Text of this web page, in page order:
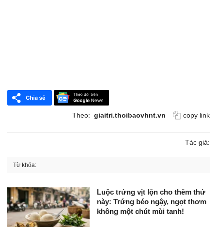
Theo: giaitri.thoibaovhnt.vn copy link
Tác giả:
Từ khóa:
Luộc trứng vịt lộn cho thêm thứ
này: Trứng béo ngậy, ngọt thơm
không một chút mùi tanh!